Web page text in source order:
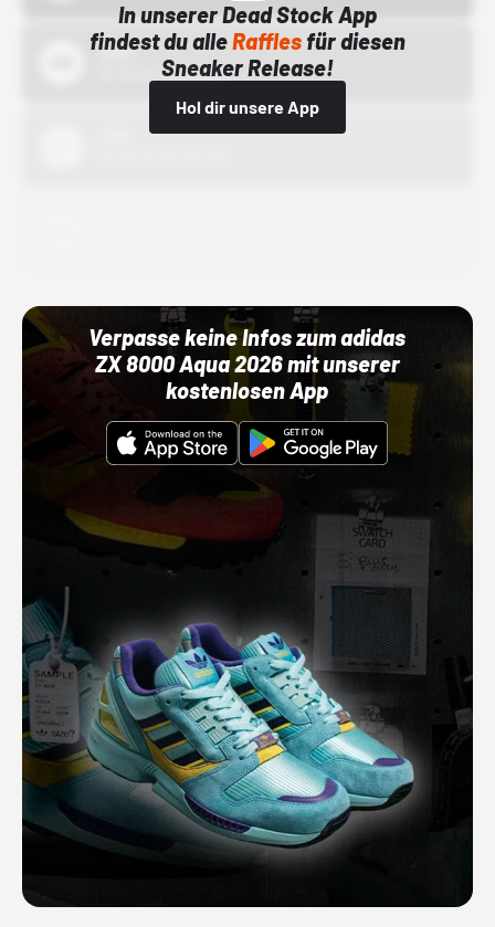
In unserer Dead Stock App
findest du alleRafflesfür diesen
Sneaker Release!
Hol dir unsere App
Bstn
01.10.22 00:00 Uhr
Verpasse keine Infos zum adidas
ZX 8000 Aqua 2026 mit unserer
kostenlosen App